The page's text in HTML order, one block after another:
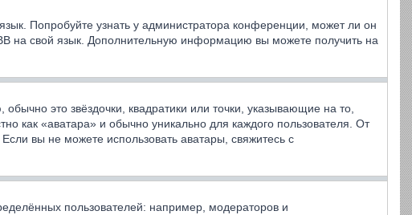
Попробуйте узнать у администратора конференции, может ли он
на свой язык. Дополнительную информацию вы можете получить на
это звёздочки, квадратики или точки, указывающие на то,
как «аватара» и обычно уникально для каждого пользователя. От
вы не можете использовать аватары, свяжитесь с
пользователей: например, модераторов и